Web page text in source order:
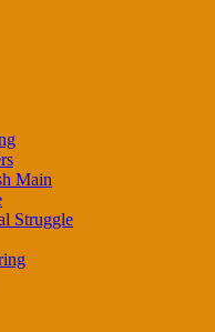
Main
Struggle